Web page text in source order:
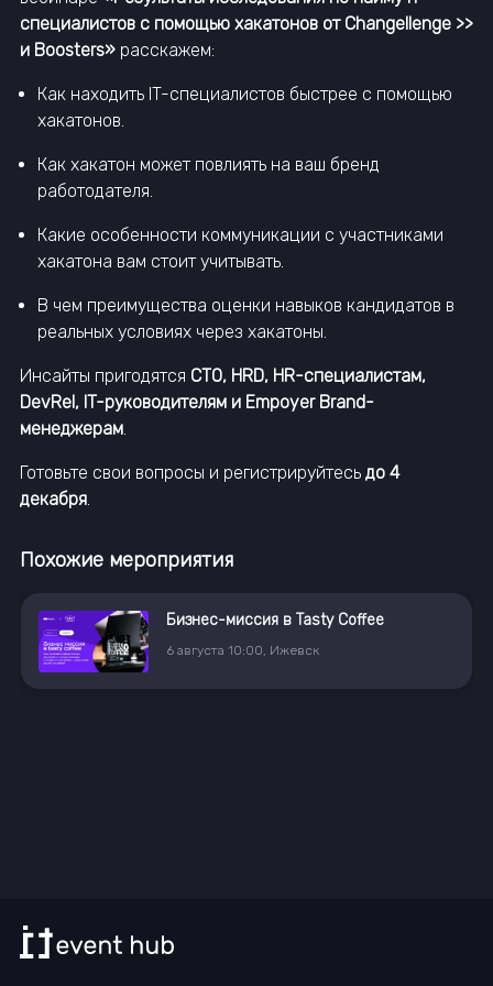
специалистов с помощью хакатонов от Changellenge >>
и Boosters» расскажем:
Как находить IT-специалистов быстрее с помощью
хакатонов.
Как хакатон может повлиять на ваш бренд
работодателя.
Какие особенности коммуникации с участниками
хакатона вам стоит учитывать.
В чем преимущества оценки навыков кандидатов в
реальных условиях через хакатоны.
Инсайты пригодятся CTO, HRD, HR-специалистам,
DevRel, IT-руководителям и Empoyer Brand-
менеджерам.
Готовьте свои вопросы и регистрируйтесь до 4
декабря.
Похожие мероприятия
Бизнес-миссия в Tasty Coffee
6 августа 10:00, Ижевск